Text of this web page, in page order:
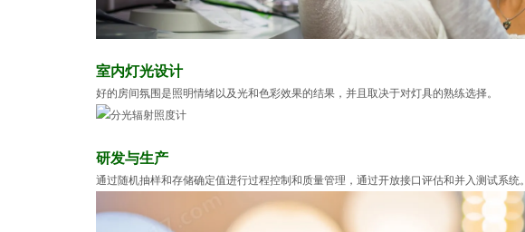
室内灯光设计
好的房间氛围是照明情绪以及光和色彩效果的结果，并且取决于对灯具的熟练选择。
研发与生产
通过随机抽样和存储确定值进行过程控制和质量管理，通过开放接口评估和并入测试系统。